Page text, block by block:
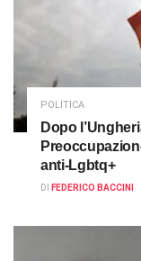
POLITICA
Dopo
anti-Lgbtq+
DI FEDERICO BACCINI